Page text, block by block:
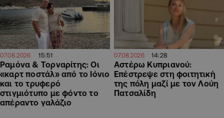
07.08.2026 15:51
Ραμόνα & Τορναρίτης: Οι
«καρτ ποστάλ» από το Ιόνιο
και το τρυφερό
στιγμιότυπο με φόντο το
απέραντο γαλάζιο
07.08.2026 14:28
Αστέρω Κυπριανού:
Επέστρεψε στη φοιτητική
της πόλη μαζί με τον Λούη
Πατσαλίδη